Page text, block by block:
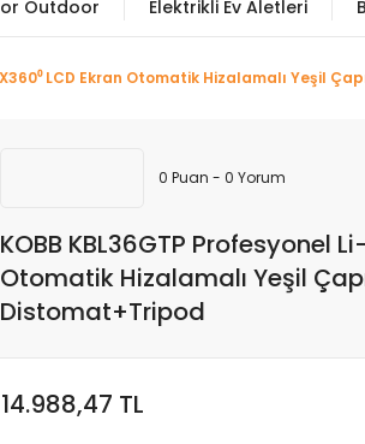
Outdoor Elektrikli Ev Aletleri
LCD Ekran Otomatik Hizalamalı Yeşil
0 Puan - 0 Yorum
KOBB KBL36GTP Profesyonel
Otomatik Hizalamalı Yeşil
Distomat+Tripod
14.988,47 TL